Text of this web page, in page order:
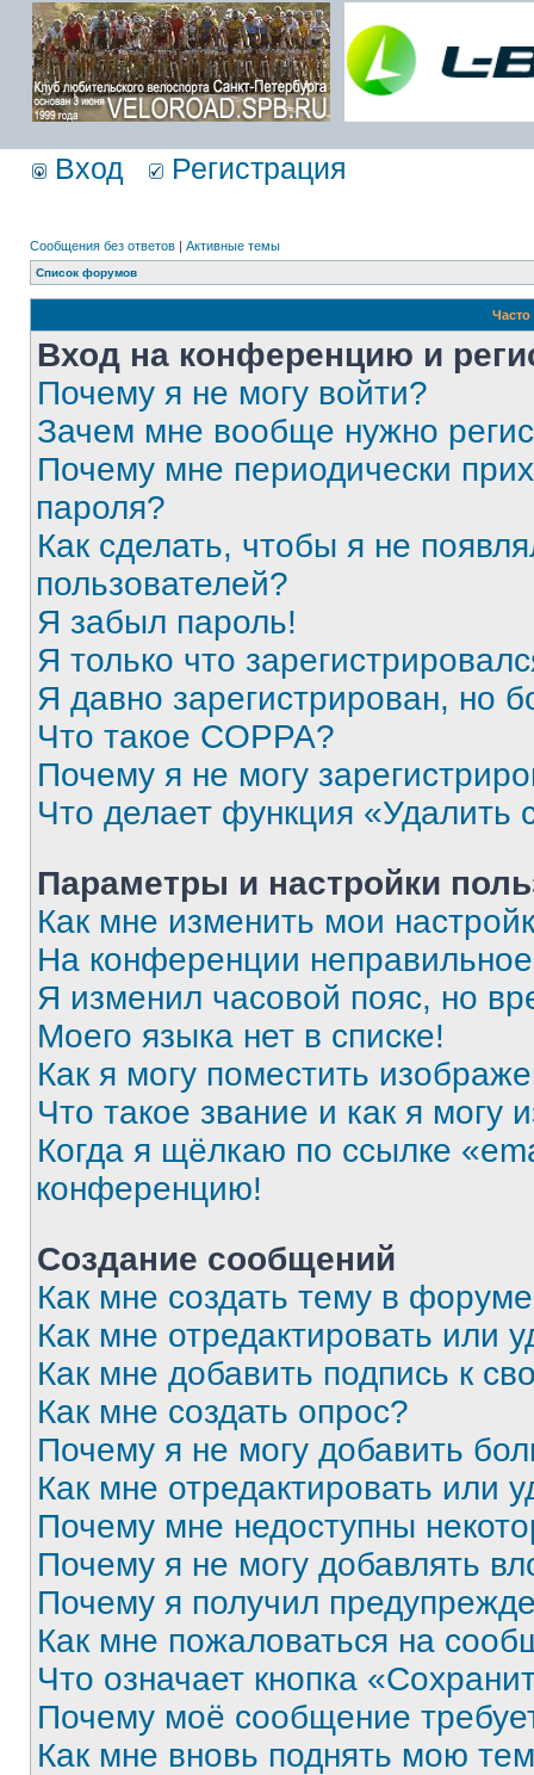
Вход Регистрация
Сообщения без ответов | Активные темы
Список форумов
Вход на конференцию и
Почему я не могу войти?
Зачем мне вообще нужно
Почему мне периодически
пароля?
Как сделать, чтобы я не
пользователей?
Я забыл пароль!
Я только что
Я давно зарегистрирован, но
Что такое COPPA?
Почему я не могу
Что делает функция «Удалить
Параметры и настройки
Как мне изменить мои
На конференции
Я изменил часовой пояс, но
Моего языка нет в списке!
Как я могу поместить
Что такое звание и как я могу
Когда я щёлкаю по ссылке
конференцию!
Создание сообщений
Как мне создать тему в
Как мне отредактировать или
Как мне добавить подпись к
Как мне создать опрос?
Почему я не могу добавить
Как мне отредактировать или
Почему мне недоступны
Почему я не могу добавлять
Почему я получил
Как мне пожаловаться на
Что означает кнопка
Почему моё сообщение
Как мне вновь поднять мою